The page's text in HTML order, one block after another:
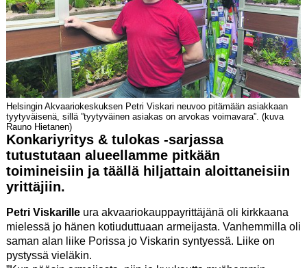
Helsingin Akvaariokeskuksen Petri Viskari neuvoo pitämään asiakkaan
tyytyväisenä, sillä ”tyytyväinen asiakas on arvokas voimavara”. (kuva
Rauno Hietanen)
Konkariyritys & tulokas -sarjassa
tutustutaan alueellamme pitkään
toimineisiin ja täällä hiljattain aloittaneisiin
yrittäjiin.
Petri Viskarilleura akvaariokauppayrittäjänä oli kirkkaana
mielessä jo hänen kotiuduttuaan armeijasta. Vanhemmilla oli
saman alan liike Porissa jo Viskarin syntyessä. Liike on
pystyssä vieläkin.